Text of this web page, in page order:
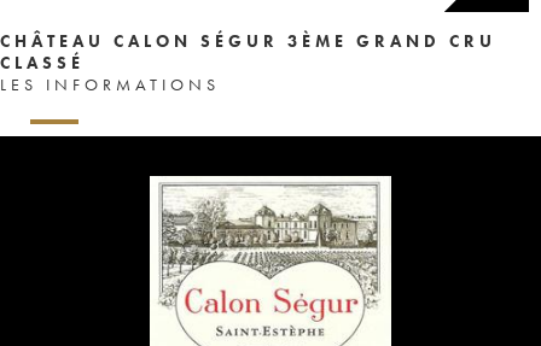
CHÂTEAU CALON SÉGUR 3ÈME GRAND CRU
CLASSÉ
LES INFORMATIONS